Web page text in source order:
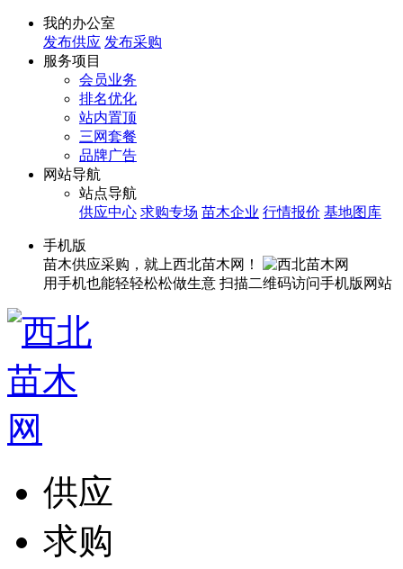
我的办公室
发布供应 发布采购
服务项目
会员业务
排名优化
站内置顶
三网套餐
品牌广告
网站导航
站点导航
供应中心 求购专场 苗木企业 行情报价 基地图库
手机版
苗木供应采购，就上西北苗木网！
用手机也能轻轻松松做生意 扫描二维码访问手机版网站
供应
求购